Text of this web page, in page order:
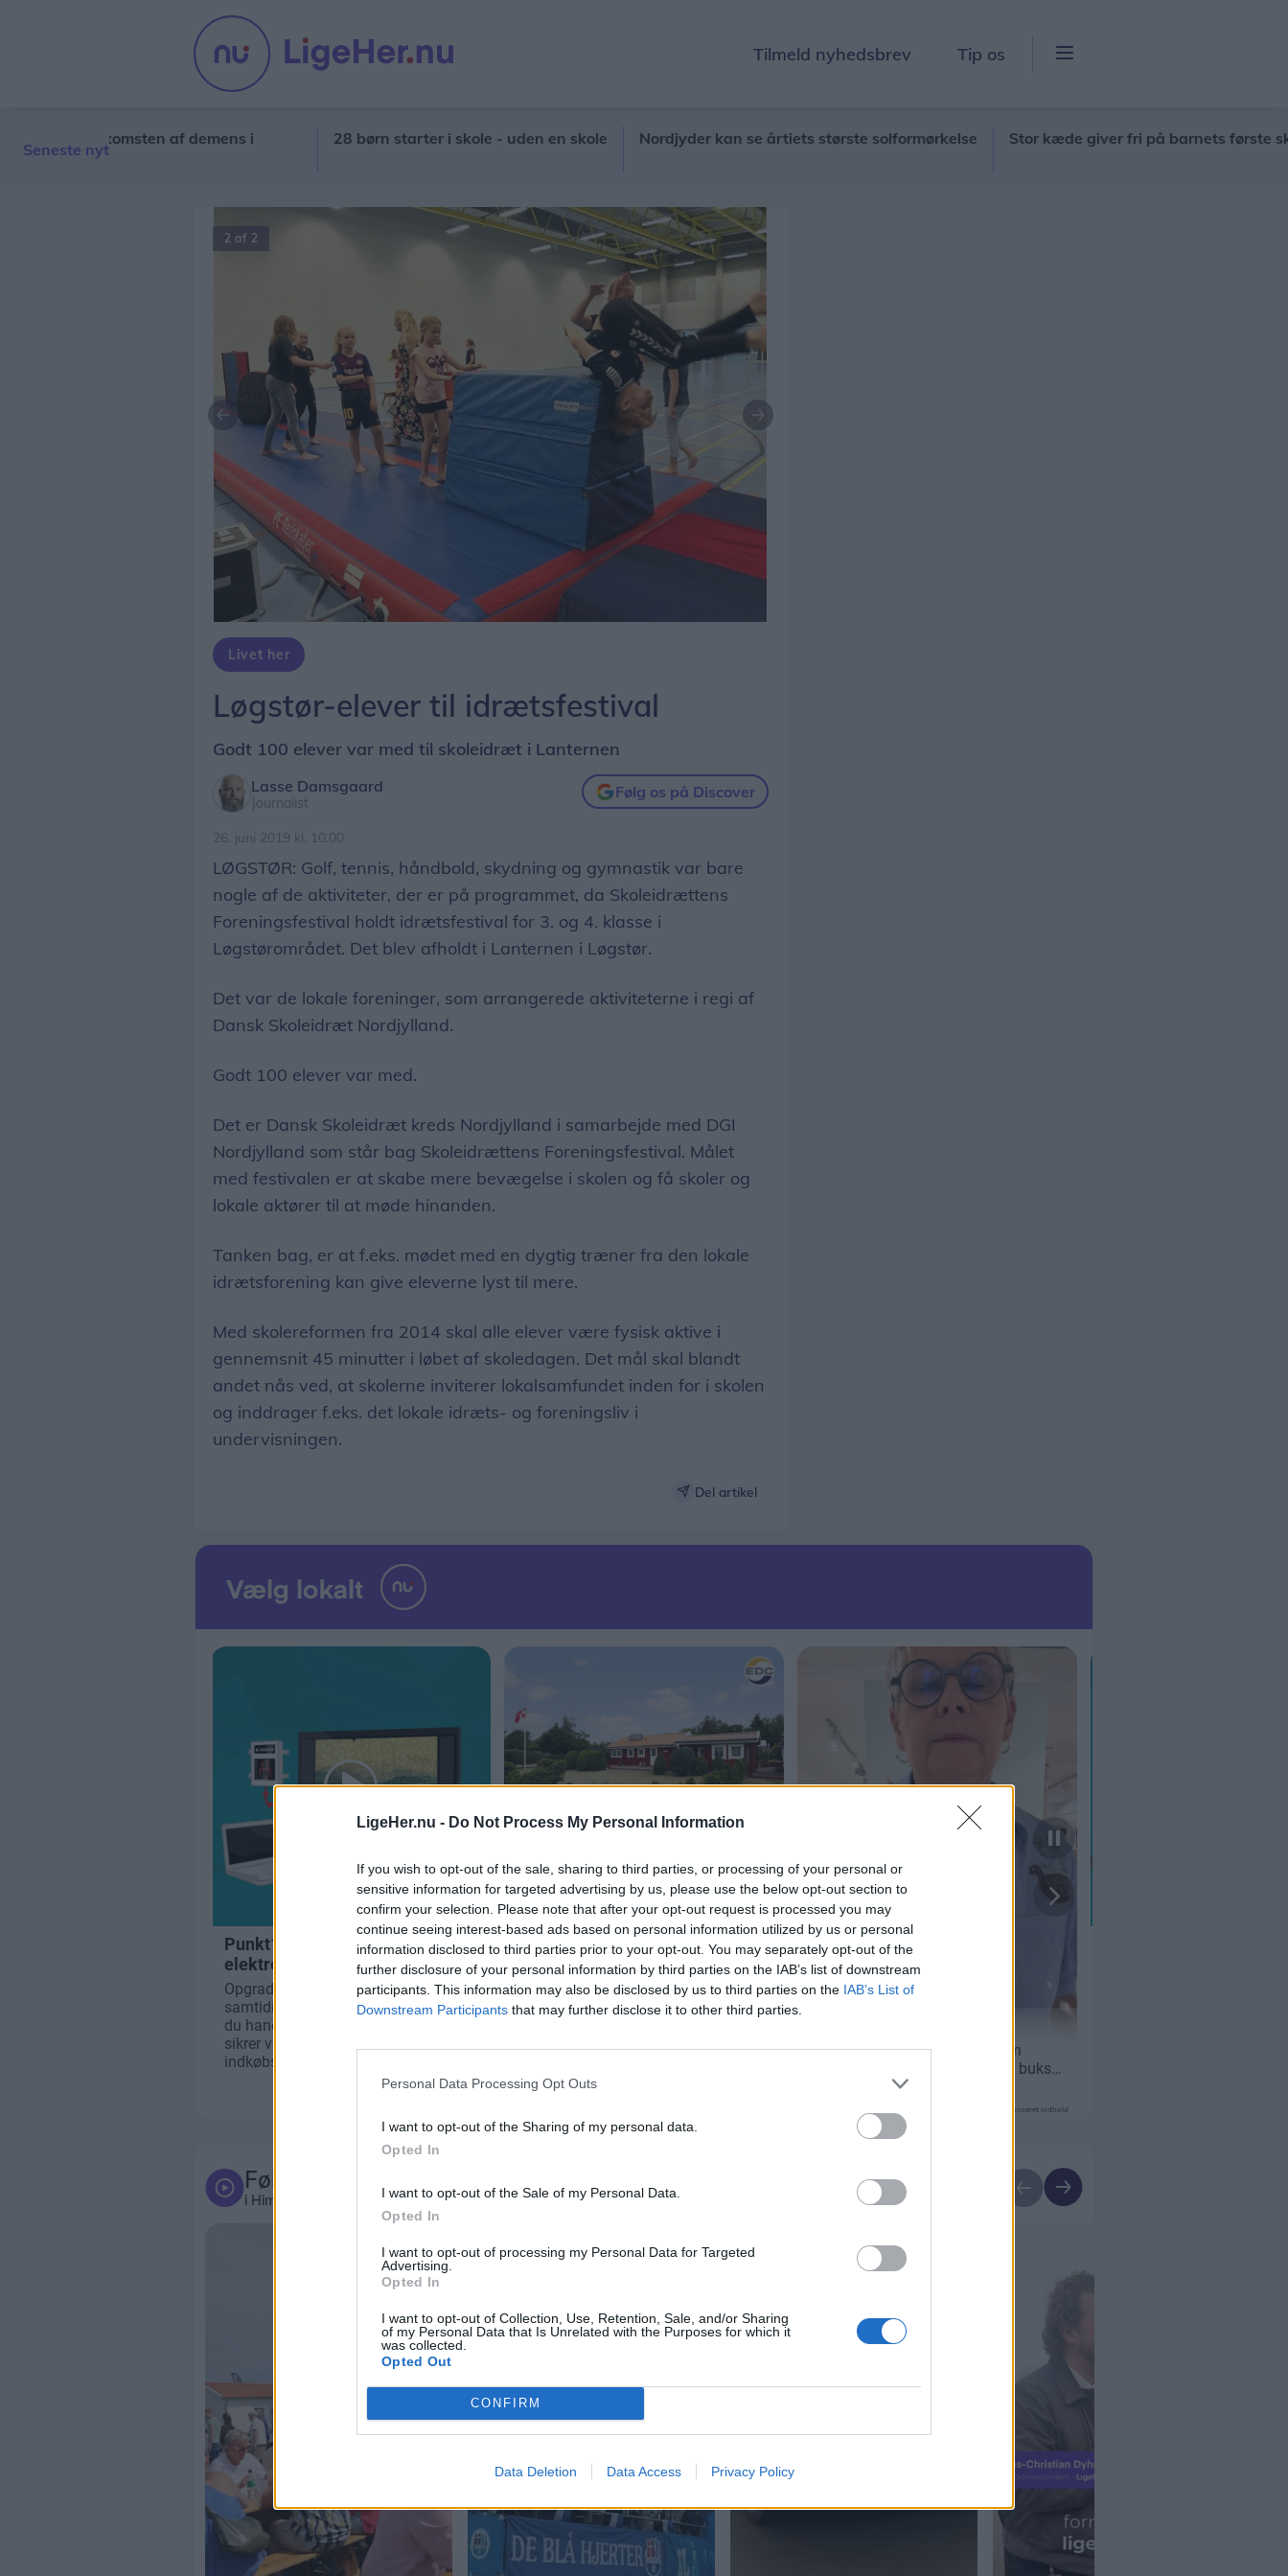
LigeHer.nu - Do Not Process My Personal Information
If you wish to opt-out of the sale, sharing to third parties, or processing of your personal or
sensitive information for targeted advertising by us, please use the below opt-out section to
confirm your selection. Please note that after your opt-out request is processed you may
continue seeing interest-based ads based on personal information utilized by us or personal
information disclosed to third parties prior to your opt-out. You may separately opt-out of the
further disclosure of your personal information by third parties on the IAB’s list of downstream
participants. This information may also be disclosed by us to third parties on the IAB’s List of
Downstream Participants that may further disclose it to other third parties.
Personal Data Processing Opt Outs
I want to opt-out of the Sharing of my personal data.
Opted In
I want to opt-out of the Sale of my Personal Data.
Opted In
I want to opt-out of processing my Personal Data for Targeted
Advertising.
Opted In
I want to opt-out of Collection, Use, Retention, Sale, and/or Sharing
of my Personal Data that Is Unrelated with the Purposes for which it
was collected.
Opted Out
CONFIRM
Data Deletion Data Access Privacy Policy
Tilmeld nyhedsbrev Tip os
Seneste nyt
i forekomsten af demens i 28 børn starter i skole - uden en skole Nordjyder kan se årtiets største solformørkelse Stor kæde giver fri på barnets første
2 af 2
Forrige Næste
Livet her
Løgstør-elever til idrætsfestival
Godt 100 elever var med til skoleidræt i Lanternen
Lasse Damsgaard
Journalist
Følg os på Discover
26. juni 2019 kl. 10.00
LØGSTØR: Golf, tennis, håndbold, skydning og gymnastik var bare
nogle af de aktiviteter, der er på programmet, da Skoleidrættens
Foreningsfestival holdt idrætsfestival for 3. og 4. klasse i
Løgstørområdet. Det blev afholdt i Lanternen i Løgstør.
Det var de lokale foreninger, som arrangerede aktiviteterne i regi af
Dansk Skoleidræt Nordjylland.
Godt 100 elever var med.
Det er Dansk Skoleidræt kreds Nordjylland i samarbejde med DGI
Nordjylland som står bag Skoleidrættens Foreningsfestival. Målet
med festivalen er at skabe mere bevægelse i skolen og få skoler og
lokale aktører til at møde hinanden.
Tanken bag, er at f.eks. mødet med en dygtig træner fra den lokale
idrætsforening kan give eleverne lyst til mere.
Med skolereformen fra 2014 skal alle elever være fysisk aktive i
gennemsnit 45 minutter i løbet af skoledagen. Det mål skal blandt
andet nås ved, at skolerne inviterer lokalsamfundet inden for i skolen
og inddrager f.eks. det lokale idræts- og foreningsliv i
undervisningen.
Del artikel
Annonceret indhold
Følg med
i Himmerland